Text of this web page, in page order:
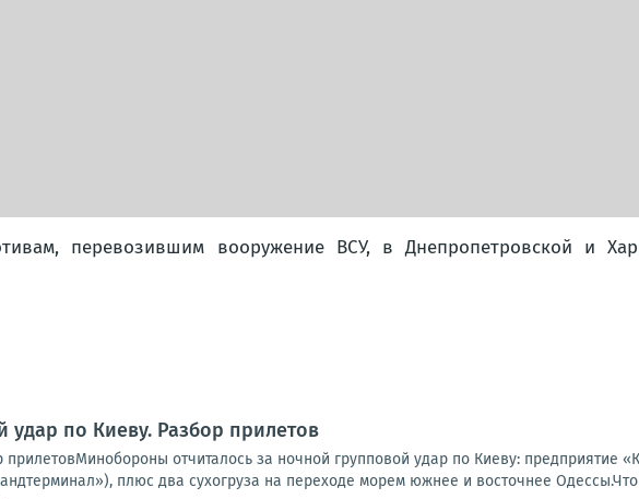
перевозившим вооружение ВСУ, в Днепропетровской и
удар по Киеву. Разбор прилетов
прилетовМинобороны отчиталось за ночной групповой удар по Киеву: предприятие
плюс два сухогруза на переходе морем южнее и восточнее Одессы.Что